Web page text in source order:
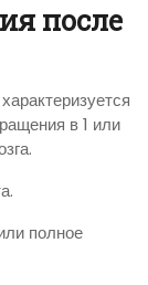
после
в 1 или
полное